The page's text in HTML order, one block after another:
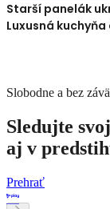
Starší panelák
Luxusná
Slobodne a bez
Sledujte
aj v
Prehrať